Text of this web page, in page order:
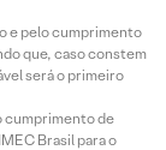
e pelo cumprimento
que, caso constem
será o primeiro
cumprimento de
Brasil para o